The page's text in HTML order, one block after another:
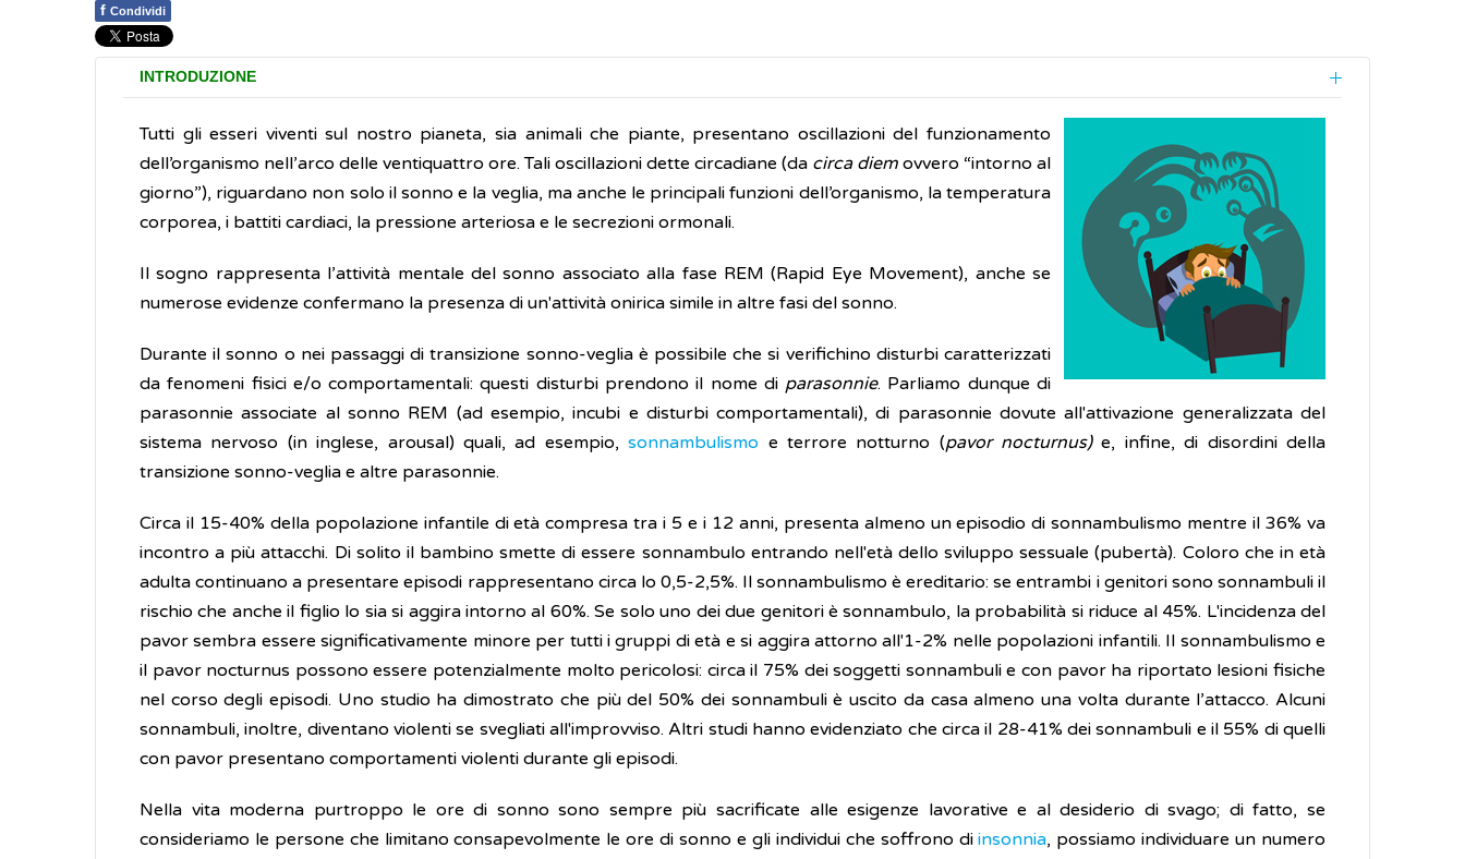
f Condividi
INTRODUZIONE
Tutti gli esseri viventi sul nostro pianeta, sia animali che piante, presentano oscillazioni del funzionamento
dell’organismo nell’arco delle ventiquattro ore. Tali oscillazioni dette circadiane (da circa diem ovvero “intorno al
giorno”), riguardano non solo il sonno e la veglia, ma anche le principali funzioni dell’organismo, la temperatura
corporea, i battiti cardiaci, la pressione arteriosa e le secrezioni ormonali.
Il sogno rappresenta l’attività mentale del sonno associato alla fase REM (Rapid Eye Movement), anche se
numerose evidenze confermano la presenza di un'attività onirica simile in altre fasi del sonno.
Durante il sonno o nei passaggi di transizione sonno-veglia è possibile che si verifichino disturbi caratterizzati
da fenomeni fisici e/o comportamentali: questi disturbi prendono il nome di parasonnie. Parliamo dunque di
parasonnie associate al sonno REM (ad esempio, incubi e disturbi comportamentali), di parasonnie dovute all'attivazione generalizzata del
sistema nervoso (in inglese, arousal) quali, ad esempio,sonnambulismo e terrore notturno (pavor nocturnus)e, infine, di disordini della
transizione sonno-veglia e altre parasonnie.
Circa il 15-40% della popolazione infantile di età compresa tra i 5 e i 12 anni, presenta almeno un episodio di sonnambulismo mentre il 36% va
incontro a più attacchi. Di solito il bambino smette di essere sonnambulo entrando nell'età dello sviluppo sessuale (pubertà). Coloro che in età
adulta continuano a presentare episodi rappresentano circa lo 0,5-2,5%. Il sonnambulismo è ereditario: se entrambi i genitori sono sonnambuli il
rischio che anche il figlio lo sia si aggira intorno al 60%. Se solo uno dei due genitori è sonnambulo, la probabilità si riduce al 45%. L'incidenza del
pavor sembra essere significativamente minore per tutti i gruppi di età e si aggira attorno all'1-2% nelle popolazioni infantili. Il sonnambulismo e
il pavor nocturnus possono essere potenzialmente molto pericolosi: circa il 75% dei soggetti sonnambuli e con pavor ha riportato lesioni fisiche
nel corso degli episodi. Uno studio ha dimostrato che più del 50% dei sonnambuli è uscito da casa almeno una volta durante l’attacco. Alcuni
sonnambuli, inoltre, diventano violenti se svegliati all'improvviso. Altri studi hanno evidenziato che circa il 28-41% dei sonnambuli e il 55% di quelli
con pavor presentano comportamenti violenti durante gli episodi.
Nella vita moderna purtroppo le ore di sonno sono sempre più sacrificate alle esigenze lavorative e al desiderio di svago; di fatto, se
consideriamo le persone che limitano consapevolmente le ore di sonno e gli individui che soffrono diinsonnia, possiamo individuare un numero